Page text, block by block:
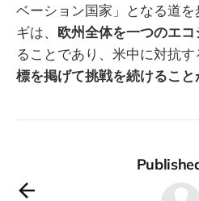
ベーション国家」となる道
ギは、 欧州全体を一つのエ
ることであり、米中に対抗す
標を掲げて挑戦を続けること